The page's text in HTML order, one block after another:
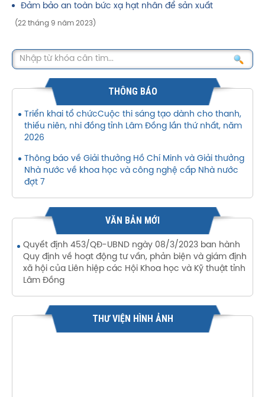
Đảm bảo an toàn bức xạ hạt nhân để sản xuất
(22 tháng 9 năm 2023)
THÔNG BÁO
Triển khai tổ chứcCuộc thi sáng tạo dành cho thanh,
thiếu niên, nhi đồng tỉnh Lâm Đồng lần thứ nhất, năm
2026
Thông báo về Giải thưởng Hồ Chí Minh và Giải thưởng
Nhà nước về khoa học và công nghệ cấp Nhà nước
đợt 7
VĂN BẢN MỚI
Quyết định 453/QĐ-UBND ngày 08/3/2023 ban hành
Quy định về hoạt động tư vấn, phản biện và giám định
xã hội của Liên hiệp các Hội Khoa học và Kỹ thuật tỉnh
Lâm Đồng
THƯ VIỆN HÌNH ẢNH